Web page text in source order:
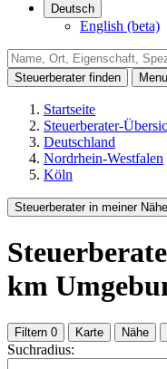
Deutsch
English (beta)
Steuerberater finden
Menu
Startseite
Steuerberater-
Deutschland
Nordrhein-Westfalen
Köln
Steuerberater in meiner Nähe
km
Filtern 0 Karte Nähe
Suchradius: